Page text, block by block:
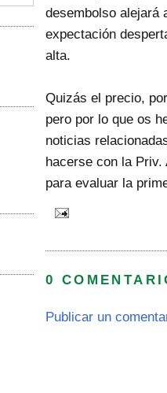
desembolso alejará
expectación
alta.
Quizás el precio,
pero por lo que os
noticias
hacerse con la
para evaluar la
0
Publicar un